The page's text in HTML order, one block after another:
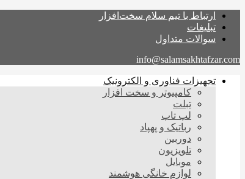
ارتباط با تیم سلام سخت‌افزار
تبلیغات
سوالات متداول
info@salamsakhtafzar.com
تجهیزات فناوری و الکترونیک
کامپیوتر و سخت افزار
تبلت
لپ تاپ
رباتیک و پهپاد
دوربین
تلویزیون
موبایل
لوازم خانگی هوشمند